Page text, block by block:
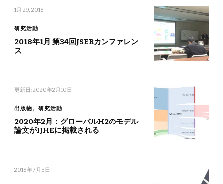
1月 29, 2018
研究活動
2018年1月 第34回JSERカンファレン
ス
更新日:2020年2月10日
出版物 研究活動
2020年2月：グローバルH2のモデル
論文がIJHEに掲載される
2018年7月3日